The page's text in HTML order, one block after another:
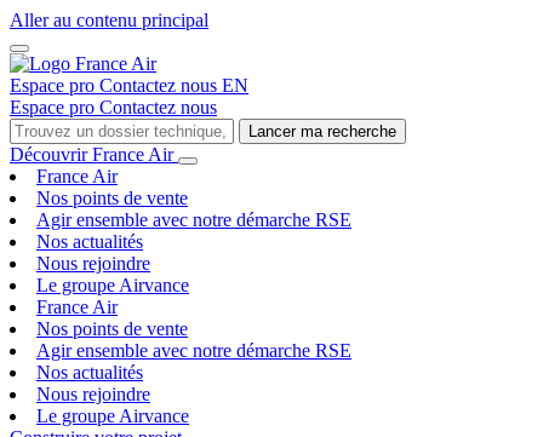
Aller au contenu principal
Espace pro Contactez nous EN
Espace pro Contactez nous
Lancer ma recherche
Découvrir France Air
France Air
Nos points de vente
Agir ensemble avec notre démarche RSE
Nos actualités
Nous rejoindre
Le groupe Airvance
France Air
Nos points de vente
Agir ensemble avec notre démarche RSE
Nos actualités
Nous rejoindre
Le groupe Airvance